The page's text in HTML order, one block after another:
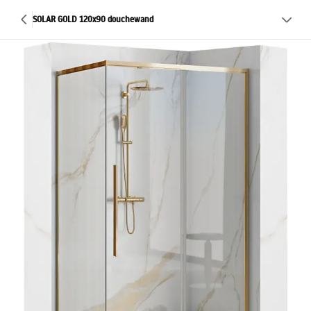
SOLAR GOLD 120x90 douchewand